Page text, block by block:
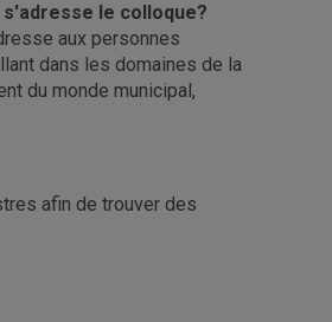
s'adresse le colloque?
aux personnes
dans les domaines de la
du monde municipal,
afin de trouver des